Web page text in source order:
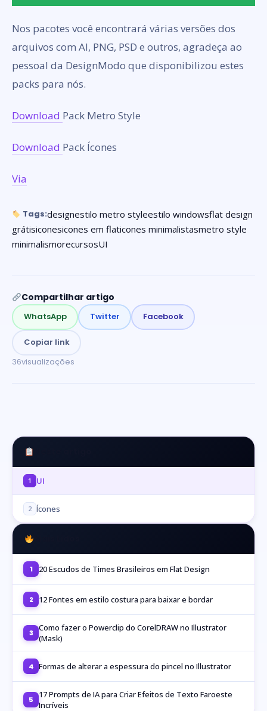
Nos pacotes você encontrará várias versões dos
arquivos com AI, PNG, PSD e outros, agradeça ao
pessoal da DesignModo que disponibilizou estes
packs para nós.
Download Pack Metro Style
Download Pack Ícones
Via
Tags:designestilo metro styleestilo windowsflat design
grátisiconesicones em flaticones minimalistasmetro style
minimalismorecursosUI
Compartilhar artigo
WhatsApp Twitter Facebook
Copiar link
36visualizações
1 UI
2 Ícones
1 20 Escudos de Times Brasileiros em Flat Design
2 12 Fontes em estilo costura para baixar e bordar
3 Como fazer o Powerclip do CorelDRAW no Illustrator
(Mask)
4 Formas de alterar a espessura do pincel no Illustrator
5
17 Prompts de IA para Criar Efeitos de Texto Faroeste
Incríveis